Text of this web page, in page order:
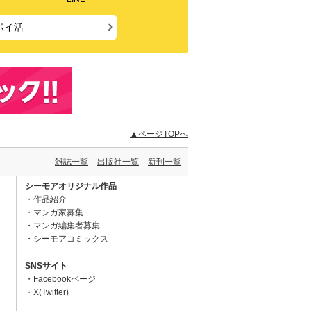
イ活
▲ページTOPへ
雑誌一覧 出版社一覧 新刊一覧
シーモアオリジナル作品
作品紹介
マンガ家募集
マンガ編集者募集
シーモアコミックス
SNSサイト
Facebookページ
X(Twitter)